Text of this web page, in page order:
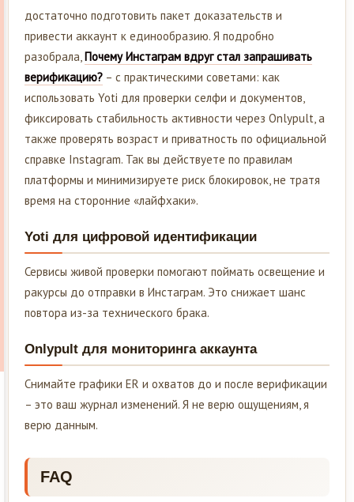
достаточно подготовить пакет доказательств и
привести аккаунт к единообразию. Я подробно
разобрала, Почему Инстаграм вдруг стал запрашивать
верификацию? – с практическими советами: как
использовать Yoti для проверки селфи и документов,
фиксировать стабильность активности через Onlypult, а
также проверять возраст и приватность по официальной
справке Instagram. Так вы действуете по правилам
платформы и минимизируете риск блокировок, не тратя
время на сторонние «лайфхаки».
Yoti для цифровой идентификации
Сервисы живой проверки помогают поймать освещение и
ракурсы до отправки в Инстаграм. Это снижает шанс
повтора из-за технического брака.
Onlypult для мониторинга аккаунта
Снимайте графики ER и охватов до и после верификации
– это ваш журнал изменений. Я не верю ощущениям, я
верю данным.
FAQ